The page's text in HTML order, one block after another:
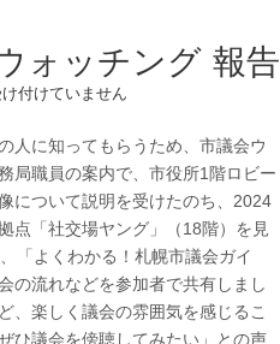
ォッチング 報告
付けていません
人に知ってもらうため、市議会ウ
局職員の案内で、市役所1階ロビー
について説明を受けたのち、2024
点「社交場ヤング」（18階）を見
「よくわかる！札幌市議会ガイ
の流れなどを参加者で共有しまし
、楽しく議会の雰囲気を感じるこ
ひ議会を傍聴してみたい」との声